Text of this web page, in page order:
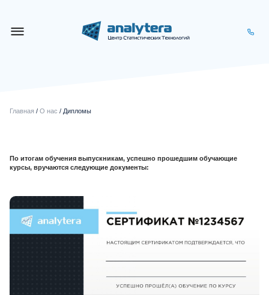
Главная / О нас / Дипломы
По итогам обучения выпускникам, успешно прошедшим обучающие
курсы, вручаются следующие документы: